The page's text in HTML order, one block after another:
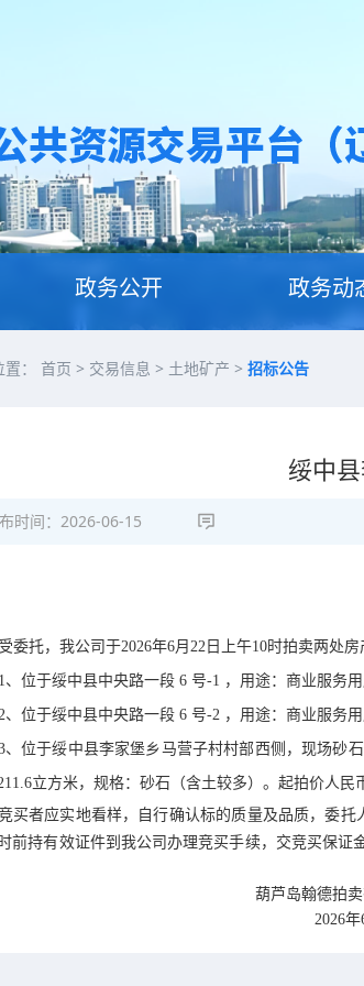
政务公开 政务动
： 首页 > 交易信息 > 土地矿产 > 招标公告
绥中
时间： 2026-06-15
受委托，我公司于2026年6月 22日上午10时拍卖两处房
1、位于绥中县中央路一段6 号-1 ，用途：商业服务
、位于绥中县中央路一段6 号-2 ，用途： 商业服务
、 位于绥中县李家堡乡马营子村村部西侧，现场砂
立方米，规格：砂石（含土较多）。起拍价人民
买者应实地看样，自行确认标的质量及品质，委
时前持有效证件到我公司办理竞买手续，交竞买保证
葫芦岛翰德拍卖
2026年